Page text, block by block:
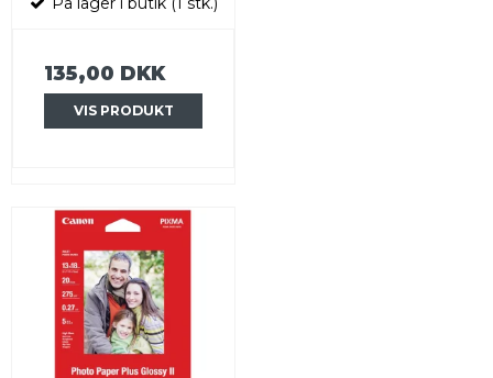
135,00 DKK
VIS PRODUKT